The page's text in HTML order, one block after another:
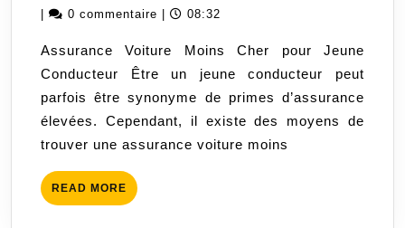
pour
Jeune
Conducteur
:
Comment
mai
|
0 commentaire | 08:32
Assurance Voiture Moins Cher pour Jeune
Conducteur Être un jeune conducteur peut
parfois être synonyme de primes d’assurance
élevées. Cependant, il existe des moyens de
trouver une assurance voiture moins
READ MORE READ
MORE